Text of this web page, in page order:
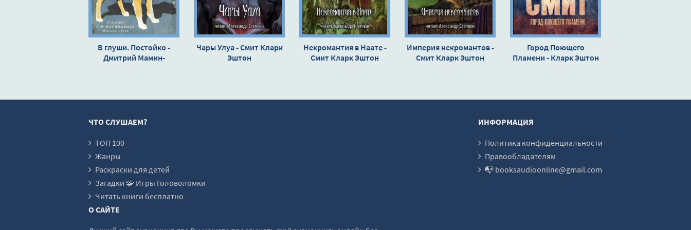
В глуши. Постойко -
Дмитрий Мамин-
Чары Улуа - Смит Кларк
Эштон
Некромантия в Наате -
Смит Кларк Эштон
Империя некромантов -
Смит Кларк Эштон
Город Поющего
Пламени - Кларк Эштон
ЧТО СЛУШАЕМ?
ТОП 100
Жанры
Раскраски для детей
Загадки 🧩 Игры Головоломки
Читать книги бесплатно
ИНФОРМАЦИЯ
Политика конфиденциальности
Правообладателям
📭 booksaudioonline@gmail.com
О САЙТЕ